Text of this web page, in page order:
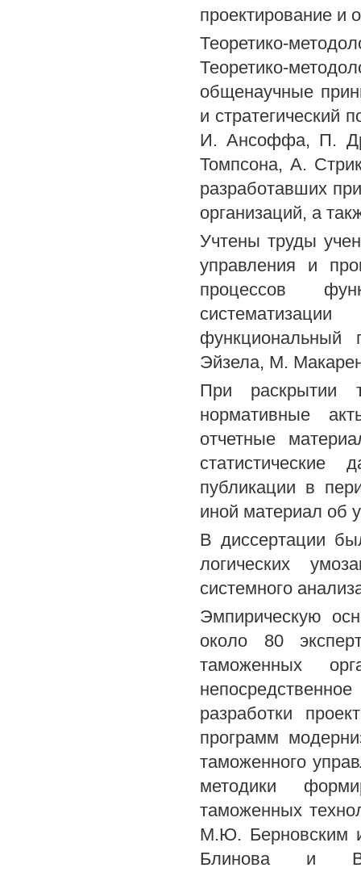
проектирование и
Теоретико-
Теоретико-
общенаучные
и стратегический
И. Ансоффа, П.
Томпсона, А.
разработавших
организаций, а
Учтены труды
управления и
процессов
Эйзела, М.
При раскрытии
нормативные
отчетные
статистические
публикации в
иной материал об
В диссертации
логических
системного
Эмпирическую
около 80
таможенных
разработки
программ
таможенного
методики
таможенных
М.Ю. Берновским
Блинова и